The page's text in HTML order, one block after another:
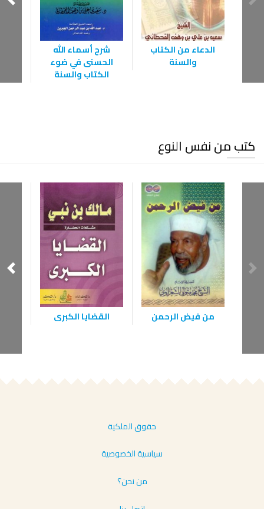
الدعاء من الكتاب
والسنة
شرح أسماء الله
الحسنى في ضوء
الكتاب والسنة
كتب من نفس النوع
من فيض الرحمن القضايا الكبرى
حقوق الملكية
سياسية الخصوصية
من نحن؟